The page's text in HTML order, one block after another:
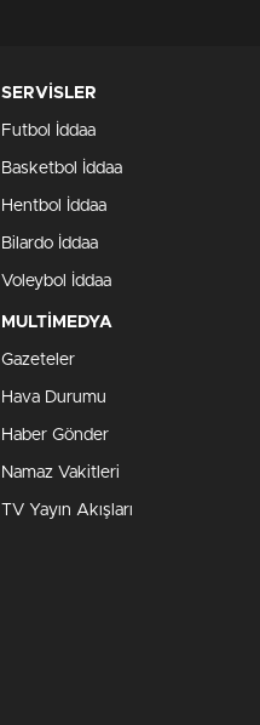
SERVİSLER
Futbol İddaa
Basketbol İddaa
Hentbol İddaa
Bilardo İddaa
Voleybol İddaa
MULTİMEDYA
Gazeteler
Hava Durumu
Haber Gönder
Namaz Vakitleri
TV Yayın Akışları